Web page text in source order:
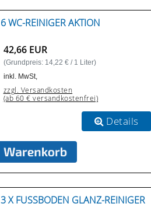
6 WC-REINIGER AKTION
42,66 EUR
(Grundpreis: 14,22 € / 1 Liter)
inkl. MwSt,
zzgl. Versandkosten
(ab 60 € versandkostenfrei)
Details
3 X FUSSBODEN GLANZ-REINIGER A